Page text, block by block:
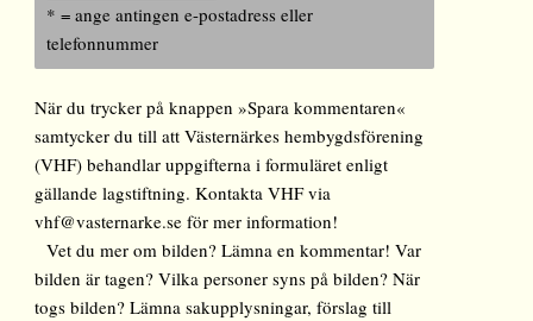
* = ange antingen e-postadress eller
telefonnummer
När du trycker på knappen »Spara kommentaren«
samtycker du till att Västernärkes hembygdsförening
(VHF) behandlar uppgifterna i formuläret enligt
gällande lagstiftning. Kontakta VHF via
vhf@vasternarke.se för mer information!
Vet du mer om bilden? Lämna en kommentar! Var
bilden är tagen? Vilka personer syns på bilden? När
togs bilden? Lämna sakupplysningar, förslag till